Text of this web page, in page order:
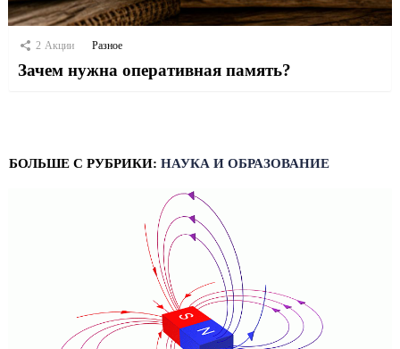
2 Акции Разное
Зачем нужна оперативная память?
БОЛЬШЕ С РУБРИКИ: НАУКА И ОБРАЗОВАНИЕ